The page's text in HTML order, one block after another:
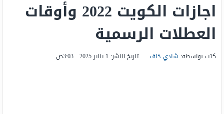
اجازات الكويت 2022 وأوقات
العطلات الرسمية
كتب بواسطة: شادي خلف – تاريخ النشر: 1 يناير 2025 - 3:03ص